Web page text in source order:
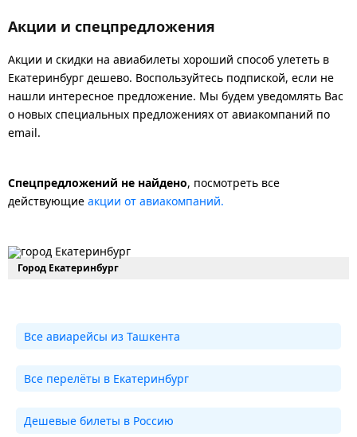
Акции и спецпредложения
Акции и скидки на авиабилеты хороший способ улететь в
Екатеринбург дешево. Воспользуйтесь подпиской, если не
нашли интересное предложение. Мы будем уведомлять Вас
о новых специальных предложениях от авиакомпаний по
email.
Спецпредложений не найдено, посмотреть все
действующие акции от авиакомпаний.
Город Екатеринбург
Все авиарейсы из Ташкента
Все перелёты в Екатеринбург
Дешевые билеты в Россию